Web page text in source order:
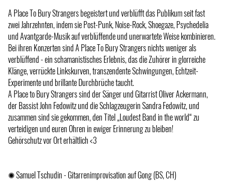
A Place To Bury Strangers begeistert und verblüfft das Publikum seit fast
zwei Jahrzehnten, indem sie Post-Punk, Noise-Rock, Shoegaze, Psychedelia
und Avantgarde-Musik auf verblüffende und unerwartete Weise kombinieren.
Bei ihren Konzerten sind A Place To Bury Strangers nichts weniger als
verblüffend - ein schamanistisches Erlebnis, das die Zuhörer in glorreiche
Klänge, verrückte Linkskurven, transzendente Schwingungen, Echtzeit-
Experimente und brillante Durchbrüche taucht.
A Place to Bury Strangers sind der Sänger und Gitarrist Oliver Ackermann,
der Bassist John Fedowitz und die Schlagzeugerin Sandra Fedowitz, und
zusammen sind sie gekommen, den Titel „Loudest Band in the world“ zu
verteidigen und euren Ohren in ewiger Erinnerung zu bleiben!
Gehörschutz vor Ort erhältlich <3
✺ Samuel Tschudin - Gitarrenimprovisation auf Gong (BS, CH)